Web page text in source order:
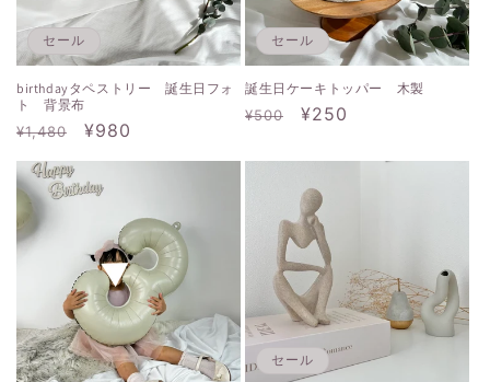
セール
birthdayタペストリー 誕生日フォ
ト 背景布
通
価
格
¥1,480
セ
ル
価
¥980
セール
誕生日ケーキトッパー 木製
通
価
¥500
セ
ル
価
格
¥250
セール